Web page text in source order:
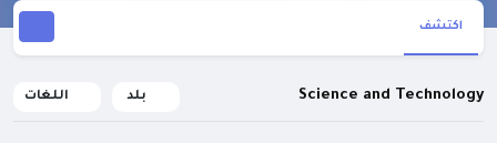
اكتشف
Science and Technology بلد اللغات